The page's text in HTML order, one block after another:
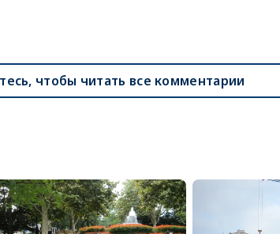
чтобы читать все комментарии